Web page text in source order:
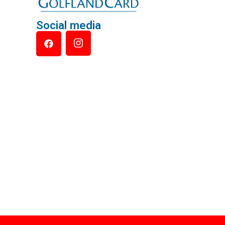
Social media